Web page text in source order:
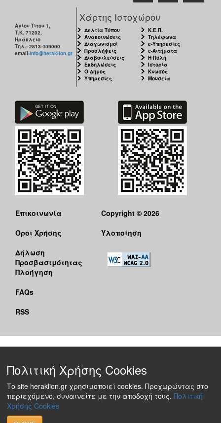
Αγίου Τίτου 1,
Τ.Κ. 71202,
Ηράκλειο
Τηλ.: 2813-409000
email:info@heraklion.gr
Χάρτης Ιστοχώρου
Δελτία Τύπου
Ανακοινώσεις
Διαγωνισμοί
Προσλήψεις
Διαβουλεύσεις
Εκδηλώσεις
Ο Δήμος
Υπηρεσίες
Κ.Ε.Π.
Τηλέφωνα
e-Υπηρεσίες
e-Αιτήματα
Η Πόλη
Ιστορία
Κνωσός
Μουσεία
Επικοινωνία
Όροι Χρήσης
Δήλωση
Προσβασιμότητας
Πλοήγηση
FAQs
RSS
Copyright © 2026
Υλοποίηση
Πολιτική Χρήσης Cookies
Το site heraklion.gr χρησιμοποιεί cookies. Προχωρώντας στο
περιεχόμενο, συναινείτε με την αποδοχή τους. Πολιτική
Χρήσης Cookies